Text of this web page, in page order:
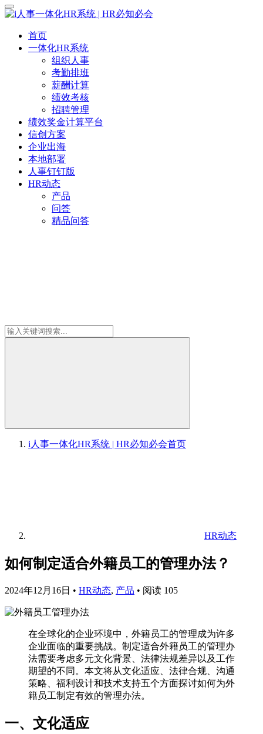
首页
一体化HR系统
组织人事
考勤排班
薪酬计算
绩效考核
招聘管理
绩效奖金计算平台
信创方案
企业出海
本地部署
人事钉钉版
HR动态
产品
问答
精品问答
i人事一体化HR系统 | HR必知必会首页
HR动态
如何制定适合外籍员工的管理办法？
2024年12月16日 • HR动态, 产品 • 阅读 105
在全球化的企业环境中，外籍员工的管理成为许多
企业面临的重要挑战。制定适合外籍员工的管理办
法需要考虑多元文化背景、法律法规差异以及工作
期望的不同。本文将从文化适应、法律合规、沟通
策略、福利设计和技术支持五个方面探讨如何为外
籍员工制定有效的管理办法。
一、文化适应